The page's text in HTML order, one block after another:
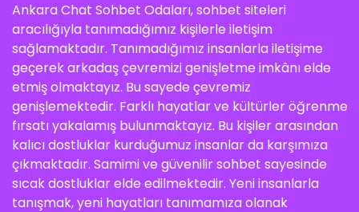
Ankara Chat Sohbet Odaları, sohbet siteleri
aracılığıyla tanımadığımız kişilerle iletişim
sağlamaktadır. Tanımadığımız insanlarla iletişime
geçerek arkadaş çevremizi genişletme imkânı elde
etmiş olmaktayız. Bu sayede çevremiz
genişlemektedir. Farklı hayatlar ve kültürler öğrenme
fırsatı yakalamış bulunmaktayız. Bu kişiler arasından
kalıcı dostluklar kurduğumuz insanlar da karşımıza
çıkmaktadır. Samimi ve güvenilir sohbet sayesinde
sıcak dostluklar elde edilmektedir. Yeni insanlarla
tanışmak, yeni hayatları tanımamıza olanak